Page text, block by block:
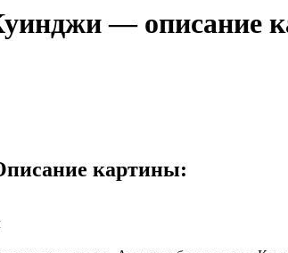
— описание
картины: